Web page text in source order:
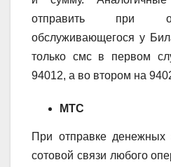
отправить при
обслуживающегося у
только смс в первом
94012, а во втором на
МТС
При отправке денежных
сотовой связи любого